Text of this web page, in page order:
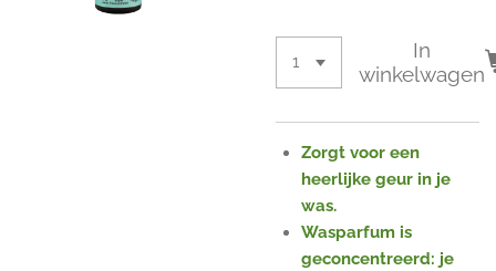
In
winkelwagen
Zorgt voor een
heerlijke geur in je
was.
Wasparfum is
geconcentreerd: je